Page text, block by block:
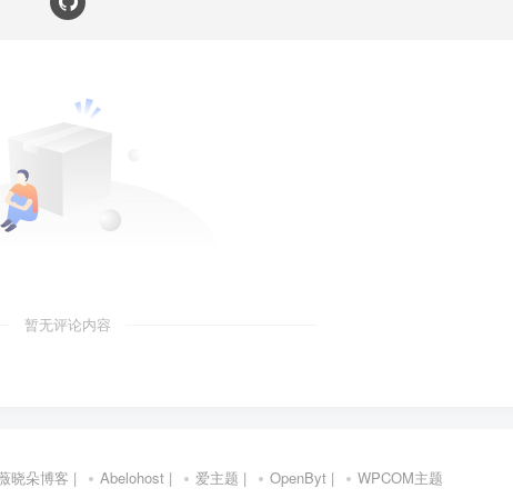
暂无评论内容
晓朵博客 | Abelohost | 爱主题 | OpenByt | WPCOM主题